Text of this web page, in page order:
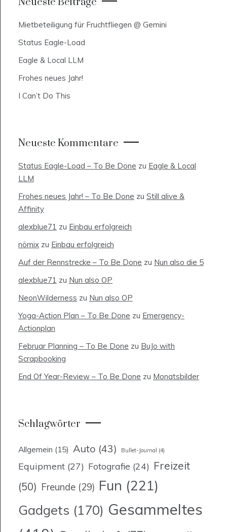
Mietbeteiligung für Fruchtfliegen @ Gemini
Status Eagle-Load
Eagle & Local LLM
Frohes neues Jahr!
I Can’t Do This
Neueste Kommentare
Status Eagle-Load – To Be Done zu Eagle & Local
LLM
Frohes neues Jahr! – To Be Done zu Still alive &
Affinity
alexblue71 zu Einbau erfolgreich
nömix zu Einbau erfolgreich
Auf der Rennstrecke – To Be Done zu Nun also die 5
alexblue71 zu Nun also OP
NeonWilderness zu Nun also OP
Yoga-Action Plan – To Be Done zu Emergency-
Actionplan
Februar Planning – To Be Done zu BuJo with
Scrapbooking
End Of Year-Review – To Be Done zu Monatsbilder
Schlagwörter
Allgemein (15) Auto (43) Bullet-Journal (4)
Equipment (27) Fotografie (24) Freizeit
(50) Freunde (29) Fun (221)
Gadgets (170) Gesammeltes